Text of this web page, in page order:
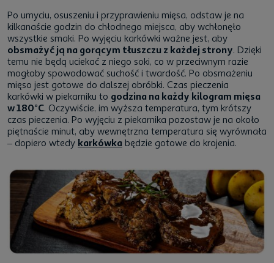
Po umyciu, osuszeniu i przyprawieniu mięsa, odstaw je na
kilkanaście godzin do chłodnego miejsca, aby wchłonęło
wszystkie smaki. Po wyjęciu karkówki ważne jest, aby
obsmażyć ją na gorącym tłuszczu z każdej strony. Dzięki
temu nie będą uciekać z niego soki, co w przeciwnym razie
mogłoby spowodować suchość i twardość. Po obsmażeniu
mięso jest gotowe do dalszej obróbki. Czas pieczenia
karkówki w piekarniku to godzina na każdy kilogram mięsa
w 180°C. Oczywiście, im wyższa temperatura, tym krótszy
czas pieczenia. Po wyjęciu z piekarnika pozostaw je na około
piętnaście minut, aby wewnętrzna temperatura się wyrównała
– dopiero wtedy karkówka będzie gotowe do krojenia.